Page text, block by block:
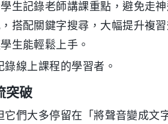
生記錄老師講課重點，避免走神
搭配關鍵字搜尋，大幅提升複習
生能輕鬆上手。
線上課程的學習者。
突破
們大多停留在「將聲音變成文